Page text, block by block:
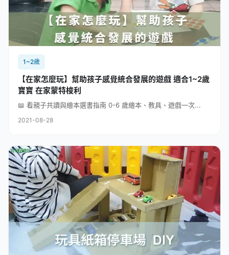
1~2歲
【在家怎麼玩】幫助孩子感覺統合發展的遊戲 適合1~2歲
寶寶 在家蒙特梭利
📖 看親子共讀與繪本選書指南 0-6 歲繪本、教具、遊戲一次...
2021-08-28